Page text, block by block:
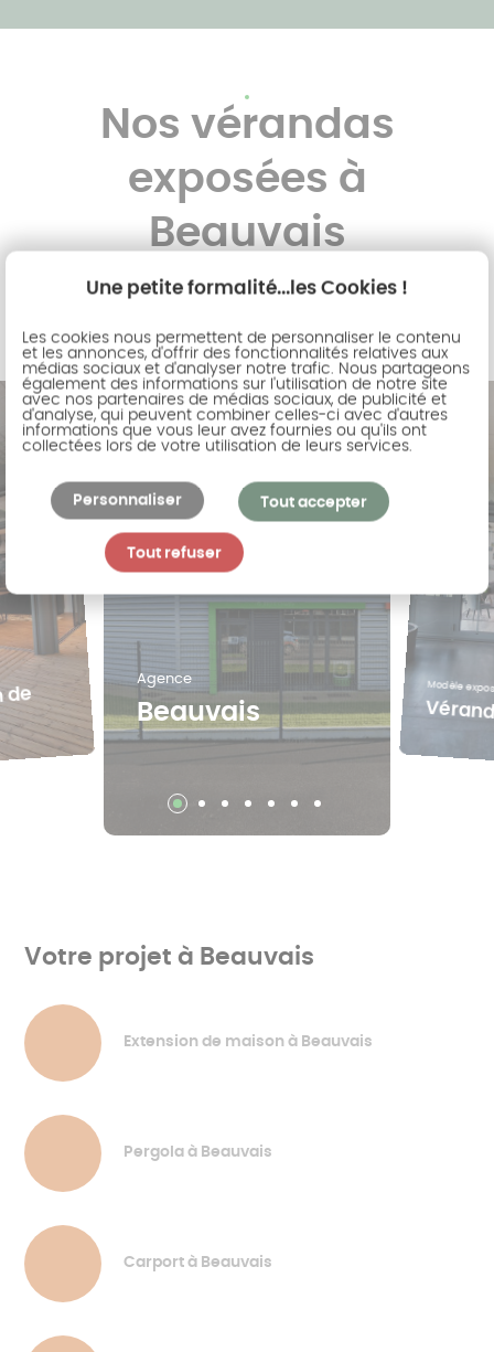
Nos vérandas
exposées à
Beauvais
de
Beauvais
Agence
Modèle
Votre projet à Beauvais
Extension de maison à Beauvais
Pergola à Beauvais
Carport à Beauvais
Une petite formalité...les Cookies !
Les cookies nous permettent de personnaliser le contenu
et les annonces, d'offrir des fonctionnalités relatives aux
médias sociaux et d'analyser notre trafic. Nous partageons
également des informations sur l'utilisation de notre site
avec nos partenaires de médias sociaux, de publicité et
d'analyse, qui peuvent combiner celles-ci avec d'autres
informations que vous leur avez fournies ou qu'ils ont
collectées lors de votre utilisation de leurs services.
Tout accepter
Tout refuser
Personnaliser